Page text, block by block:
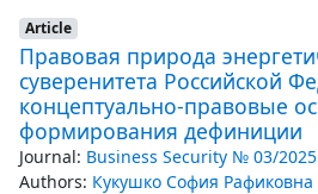
Article
Правовая природа
суверенитета Российской
концептуально-правовые
формирования дефиниции
Journal: Business Security № 03/2025
Authors: Кукушко София Рафиковна